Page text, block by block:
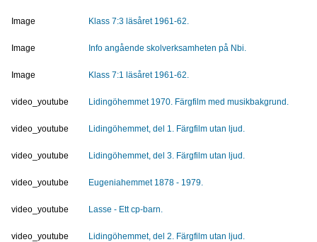
Image Klass 7:3 läsåret 1961-62.
Image Info angående skolverksamheten på Nbi.
Image Klass 7:1 läsåret 1961-62.
video_youtube Lidingöhemmet 1970. Färgfilm med musikbakgrund.
video_youtube Lidingöhemmet, del 1. Färgfilm utan ljud.
video_youtube Lidingöhemmet, del 3. Färgfilm utan ljud.
video_youtube Eugeniahemmet 1878 - 1979.
video_youtube Lasse - Ett cp-barn.
video_youtube Lidingöhemmet, del 2. Färgfilm utan ljud.